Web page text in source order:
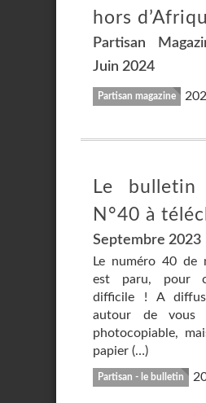
hors
Partisan
Juin 2024
Partisan magazine
Le bulletin
N°40 à
Septembre 2023
Le numéro 40 de
est paru, pour
difficile ! A
autour de vous
photocopiable,
papier (…)
Partisan - le bulletin